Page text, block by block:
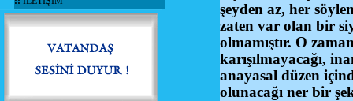
şeyden az, her
zaten var olan bir
olmamıştır. O
karışılmayacağı,
anayasal düzen
olunacağı ner bir